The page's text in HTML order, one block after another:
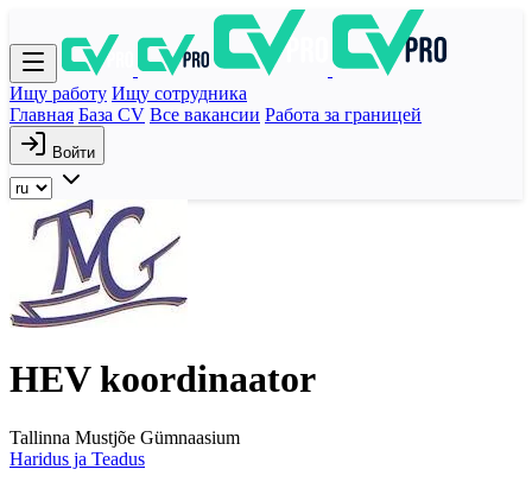
Ищу работу Ищу сотрудника
Главная База CV Все вакансии Работа за границей
Войти
HEV koordinaator
Tallinna Mustjõe Gümnaasium
Haridus ja Teadus